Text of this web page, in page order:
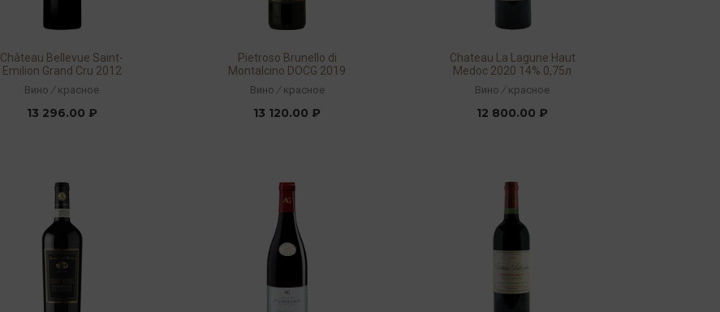
Château Bellevue Saint-
Emilion Grand Cru 2012
14% 0,75л
Вино / красное
13 296.00 ₽
Pietroso Brunello di
Montalcino DOCG 2019
14,5% 0,75л
Вино / красное
13 120.00 ₽
Chateau La Lagune Haut
Medoc 2020 14% 0,75л
Вино / красное
12 800.00 ₽